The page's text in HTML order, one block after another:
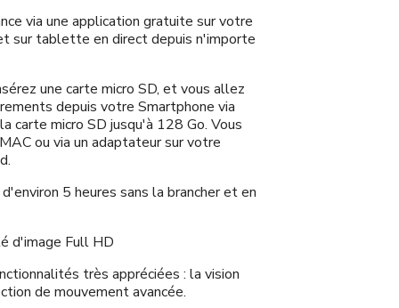
via une application gratuite sur votre
sur tablette en direct depuis n'importe
une carte micro SD, et vous allez
depuis votre Smartphone via
carte micro SD jusqu'à 128 Go. Vous
ou via un adaptateur sur votre
5 heures sans la brancher et en
d'image Full HD
très appréciées : la vision
de mouvement avancée.